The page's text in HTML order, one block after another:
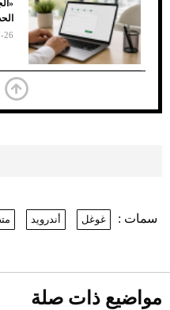
الأسود
26
سمات : غوغل أندرويد
مواضيع ذات صلة